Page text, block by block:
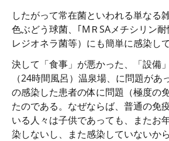
したがって常在菌といわれる単なる
色ぶどう球菌、｢MＲSAメチシリン
レジオネラ菌等）にも簡単に感染して
決して「食事」が悪かった、「設備
（24時間風呂）温泉場、に問題があ
の感染した患者の体に問題（極度の
たのである。なぜならば、普通の免
いる人々は子供であっても、またお
染しないし、また感染していないから